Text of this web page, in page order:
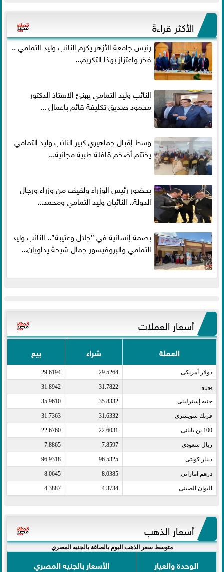
الأكثر قراءةً
رئيس جامعة الأزهر يكرم النائب وليد التمامي ..
فخر واعتزاز بهذا التكريم...
النائب وليد التمامي يهنئ الاستاذ الدكتور
محمود صديق تكليفة قائم باعمال ...
وسط إقبال جماهيري كبير النائب وليد التمامي
يختتم أضخم قافلة طبية مجانية...
بحضور رئيس الوزراء ولفيف من وزراء ورجال
الدولة.. النائبان وليد التمامي ومحمد...
بصمة إنسانية في ”جلال وعتيبة”.. النائب وليد
التمامي والبروفيسور جمال شيحة يداويان...
أسعار العملات
العملة شراء بيع
دولار أمريكى​ 29.5264
29.6194
يورو​ 31.7822
31.8942
جنيه إسترلينى​ 35.8332
35.9610
فرنك سويسرى​ 31.6332
31.7363
100 ين يابانى​ 22.6031
22.6760
ريال سعودى​ 7.8597
7.8865
دينار كويتى​ 96.5325
96.9318
درهم اماراتى​ 8.0385
8.0645
اليوان الصينى​ 4.3734
4.3887
أسعار الذهب
متوسط سعر الذهب اليوم بالصاغة بالجنيه المصري
الوحدة والعيار
الأسعار بالجنيه المصري